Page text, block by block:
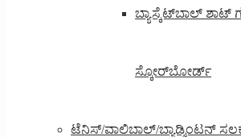
ಬ್ಯಾಸ್ಕೆಟ್‌ಬಾಲ್ ಶಾಟ್
ಸ್ಕೋರ್‌ಬೋರ್ಡ್
ಟೆನಿಸ್/ವಾಲಿಬಾಲ್/ಬ್ಯಾಡ್ಮಿಂಟನ್